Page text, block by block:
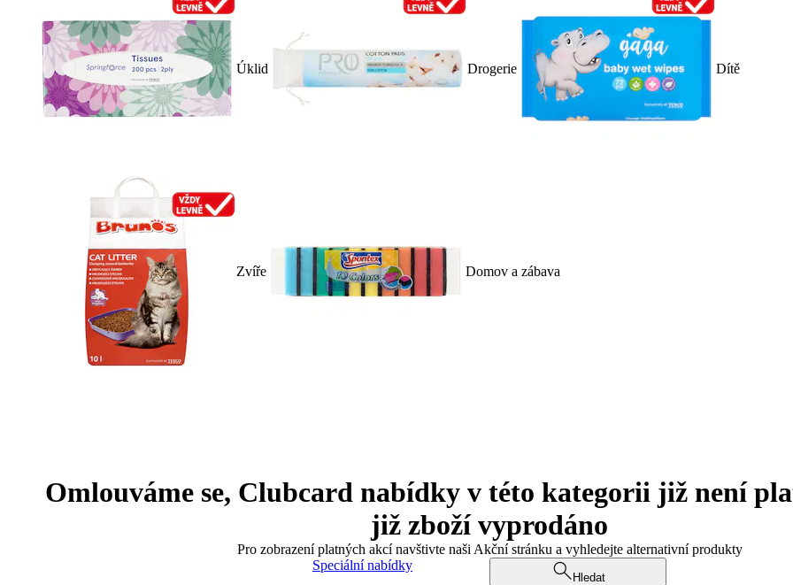
Úklid Drogerie Dítě
Zvíře Domov a zábava
Omlouváme se, Clubcard nabídky v této kategorii již není
již zboží vyprodáno
Pro zobrazení platných akcí navštivte naši Akční stránku a vyhledejte alternativní produkty
Speciální nabídky
Hledat